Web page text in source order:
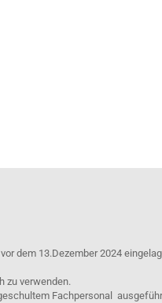
dem 13.Dezember 2024
zu verwenden.
Fachpersonal